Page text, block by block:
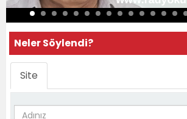
Neler Söylendi?
Site